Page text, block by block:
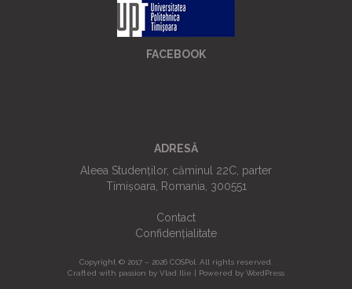
FACEBOOK
ADRESĂ
Aleea Studenților, căminul 22C, parter
Timișoara, Romania, 300551
Contact
Confidențialitate
Copyright © 2017 – 2026 COSPol. All rights reserved.
Crafted with passion by Vlad Ilie | Powered by WordPress